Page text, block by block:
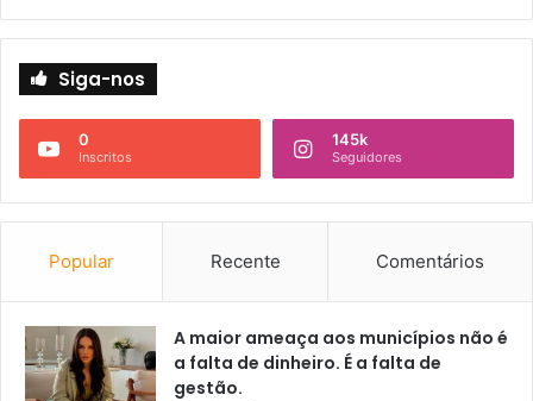
Siga-nos
0
Inscritos
145k
Seguidores
Popular Recente Comentários
A maior ameaça aos municípios não é
a falta de dinheiro. É a falta de
gestão.